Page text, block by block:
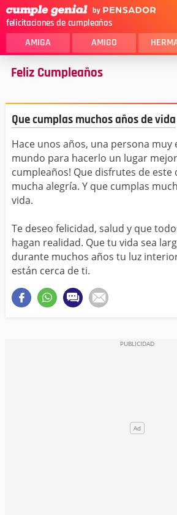
felicitaciones de cumpleaños
AMIGA AMIGO
MAMA
SOBRINA
HERMANO
NOVIA
PAPA
ALGUIEN ESPECIAL
Feliz Cumpleaños
Que cumplas muchos años de vida
Hace unos años, una persona muy
mundo para hacerlo un lugar
cumpleaños! Que disfrutes de este
mucha alegría. Y que cumplas
vida.
Te deseo felicidad, salud y que
hagan realidad. Que tu vida sea
durante muchos años tu luz
están cerca de ti.